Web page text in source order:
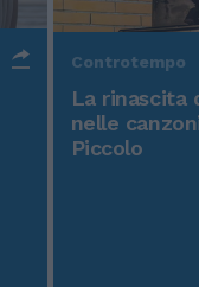
Controtempo
La rinascita
nelle
Piccolo